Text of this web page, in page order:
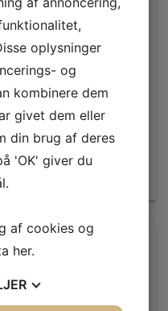
oplysninger
og
kombinere dem
givet dem eller
din brug af deres
'OK' giver du
af cookies og
her.